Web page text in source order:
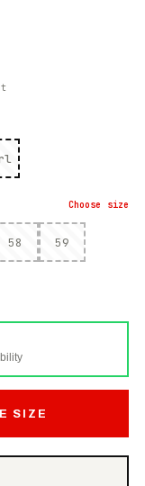
Choose size
58 59
SIZE